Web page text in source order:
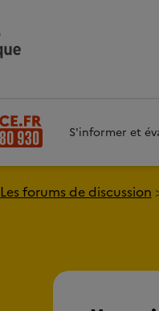
S'informer et
Les forums de discussion